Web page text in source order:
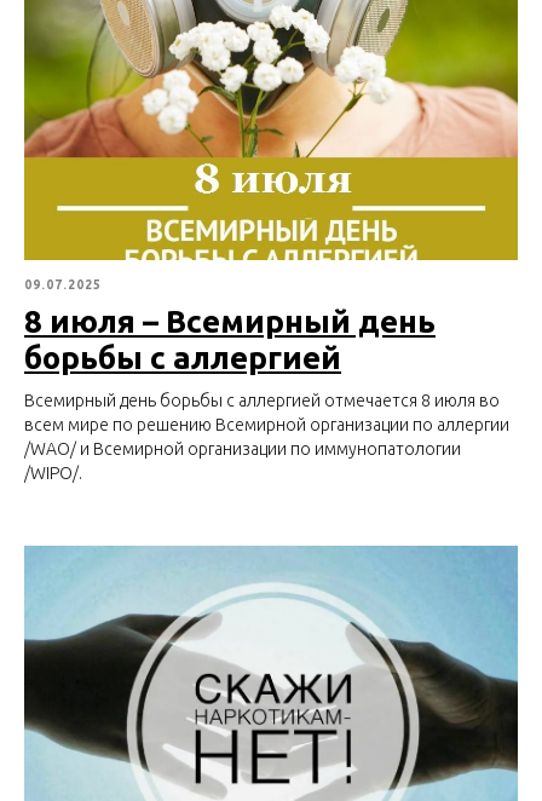
09.07.2025
8 июля – Всемирный день
борьбы с аллергией
Всемирный день борьбы с аллергией отмечается 8 июля во
всем мире по решению Всемирной организации по аллергии
/WAO/ и Всемирной организации по иммунопатологии
/WIPO/.